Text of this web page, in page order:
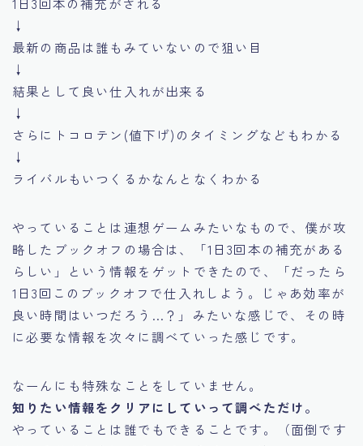
↓
最新の商品は誰もみていないので狙い目
↓
結果として良い仕入れが出来る
↓
さらにトコロテン(値下げ)のタイミングなどもわかる
↓
ライバルもいつくるかなんとなくわかる
やっていることは連想ゲームみたいなもので、僕が攻
略したブックオフの場合は、
「1日3回本の補充がある
らしい」
という情報をゲットできたので、
「だったら
1日3回このブックオフで仕入れしよう。じゃあ効率が
良い時間はいつだろう…？」 みたいな感じで、その時
に必要な情報を次々に調べていった感じです。
なーんにも特殊なことをしていません。
知りたい情報をクリアにしていって調べただけ。
やっていることは誰でもできることです。（面倒です